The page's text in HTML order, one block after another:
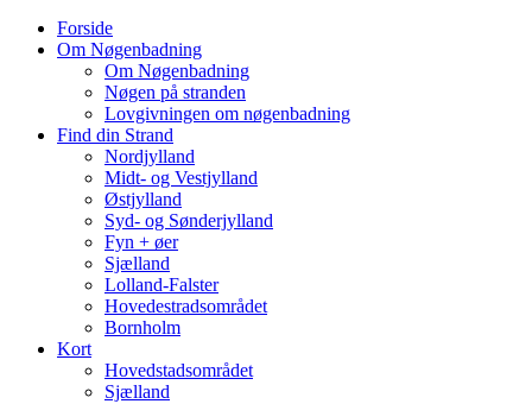
Forside
Om Nøgenbadning
Om Nøgenbadning
Nøgen på stranden
Lovgivningen om nøgenbadning
Find din Strand
Nordjylland
Midt- og Vestjylland
Østjylland
Syd- og Sønderjylland
Fyn + øer
Sjælland
Lolland-Falster
Hovedestradsområdet
Bornholm
Kort
Hovedstadsområdet
Sjælland